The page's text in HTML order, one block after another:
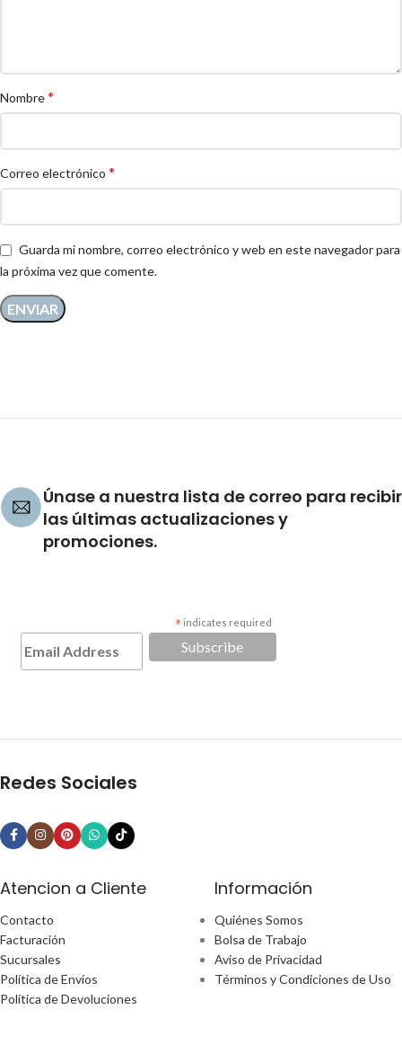
Nombre*
Correo electrónico *
Guarda mi nombre, correo electrónico y web en este navegador para
la próxima vez que comente.
Únase a nuestra lista de correo para recibir
las últimas actualizaciones y
promociones.
* indicates required
Redes Sociales
Atencion a Cliente
Contacto
Facturación
Sucursales
Política de Envíos
Política de Devoluciones
Información
Quiénes Somos
Bolsa de Trabajo
Aviso de Privacidad
Términos y Condiciones de Uso